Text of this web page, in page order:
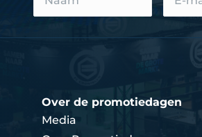
Over de promotiedagen
Media